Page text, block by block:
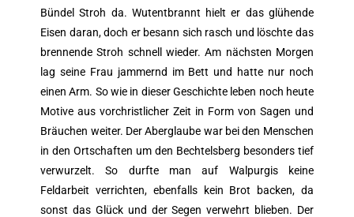
Bündel Stroh da. Wutentbrannt hielt er das glühende
Eisen daran, doch er besann sich rasch und löschte das
brennende Stroh schnell wieder. Am nächsten Morgen
lag seine Frau jammernd im Bett und hatte nur noch
einen Arm. So wie in dieser Geschichte leben noch heute
Motive aus vorchristlicher Zeit in Form von Sagen und
Bräuchen weiter. Der Aberglaube war bei den Menschen
in den Ortschaften um den Bechtelsberg besonders tief
verwurzelt. So durfte man auf Walpurgis keine
Feldarbeit verrichten, ebenfalls kein Brot backen, da
sonst das Glück und der Segen verwehrt blieben. Der